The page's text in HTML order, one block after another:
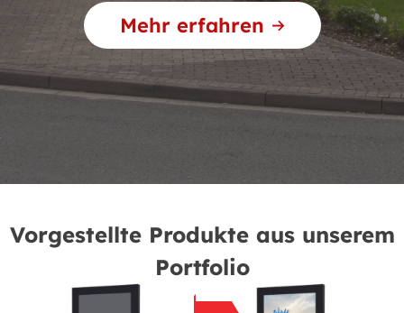
Mehr erfahren
Vorgestellte Produkte aus unserem
Portfolio